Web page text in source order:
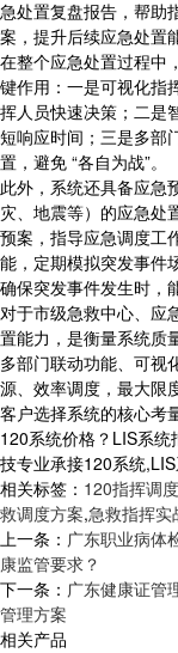
急处置复盘报告，帮助
案，提升后续应急处置
在整个应急处置过程中，
键作用：一是可视化指
挥人员快速决策；二是
短响应时间；三是多部
置，避免 “各自为战”。
此外，系统还具备应急
灾、地震等）的应急处
预案，指导应急调度工
能，定期模拟突发事件
确保突发事件发生时，
对于市级急救中心、应
置能力，是衡量系统质
多部门联动功能、可视
源、效率调度，最大限
客户选择系统的核心考
120系统价格？LIS系
技专业承接120系统
相关标签： 120指挥调
救调度方案,急救指挥实
上一条： 广东职业病体
康监管要求？
下一条： 广东健康证管
管理方案
相关产品